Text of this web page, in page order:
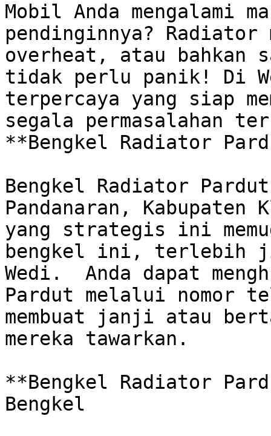
Mobil Anda mengalami
pendinginnya? Radiator
overheat, atau bahkan
tidak perlu panik! Di
terpercaya yang siap
segala permasalahan
**Bengkel Radiator
Bengkel Radiator
Pandanaran,
yang strategis ini
bengkel ini, terlebih
Wedi.  Anda dapat
Pardut melalui nomor
membuat janji atau
mereka tawarkan.
**Bengkel Radiator
Bengkel